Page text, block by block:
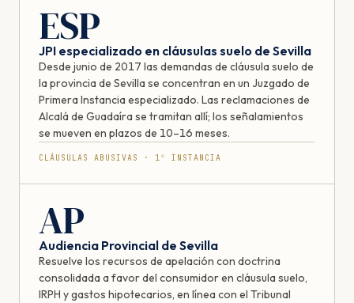
ESP
JPI especializado en cláusulas suelo de Sevilla
Desde junio de 2017 las demandas de cláusula suelo de
la provincia de Sevilla se concentran en un Juzgado de
Primera Instancia especializado. Las reclamaciones de
Alcalá de Guadaíra se tramitan allí; los señalamientos
se mueven en plazos de 10–16 meses.
CLÁUSULAS ABUSIVAS · 1ª INSTANCIA
AP
Audiencia Provincial de Sevilla
Resuelve los recursos de apelación con doctrina
consolidada a favor del consumidor en cláusula suelo,
IRPH y gastos hipotecarios, en línea con el Tribunal